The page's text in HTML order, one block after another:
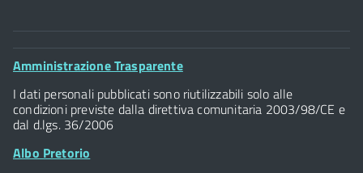
Comune di Firenze
Palazzo Vecchio
Piazza della Signoria - 50122, Firenze
P.IVA 01307110484
Footer
Amministrazione Trasparente
I dati personali pubblicati sono riutilizzabili solo alle
condizioni previste dalla direttiva comunitaria 2003/98/CE e
dal d.lgs. 36/2006
Albo Pretorio